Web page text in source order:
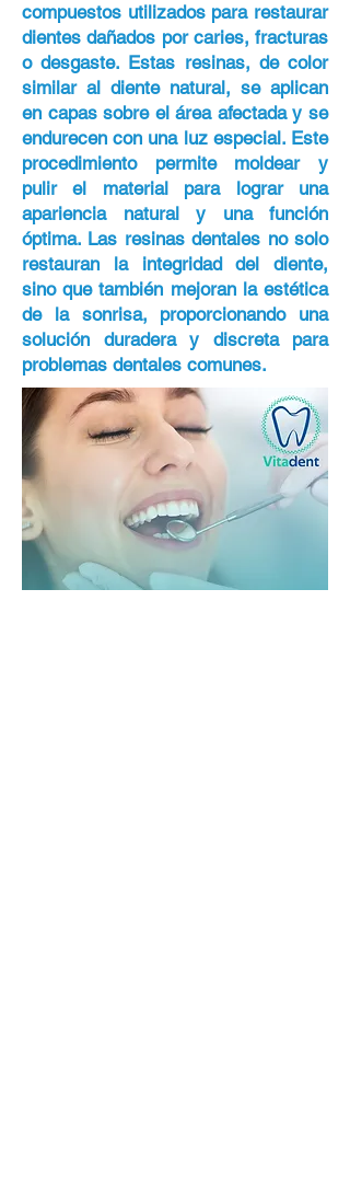
compuestos utilizados para restaurar
dientes dañados por caries, fracturas
o desgaste. Estas resinas, de color
similar al diente natural, se aplican
en capas sobre el área afectada y se
endurecen con una luz especial. Este
procedimiento permite moldear y
pulir el material para lograr una
apariencia natural y una función
óptima. Las resinas dentales no solo
restauran la integridad del diente,
sino que también mejoran la estética
de la sonrisa, proporcionando una
solución duradera y discreta para
problemas dentales comunes.